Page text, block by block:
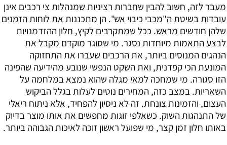
מעבר לזה, חשוב להבין שחברות רציניות שמנהלות צי רכבים אינן
עובדות בשיטת ה"מכבי כיבוי אש". הן מתכננות את לוחות הזמנים
שלהן חודשים מראש. ככל שמתקרבים לקיץ, חלון ההזדמנויות
לבצע התאמות מיוחדות נסגר. מי שסוגר מוקדם מקבל את
הנהגים המנוסים ביותר, את הרכבים שעברו את התחזוקה
המונעת הכי קפדנית, ואת השקט הנפשי שנובע מהידיעה שהפינה
הזו סגורה. מי שמחכה למאי מגלה שהוא נמצא במלחמה על
השאריות. במצב כזה, המחירים נוטים לעלות בגלל הביקוש
העצום, והזמינות צונחת. זה לא ניסיון להפחיד, אלא ניתוח ריאלי
של התנהגות השוק. כשאלפי זוגות מחפשים את אותו מוצר בדיוק
באותו חלון זמן קצר, מי שפועל ראשון זוכה לאיכות הגבוהה ביותר.